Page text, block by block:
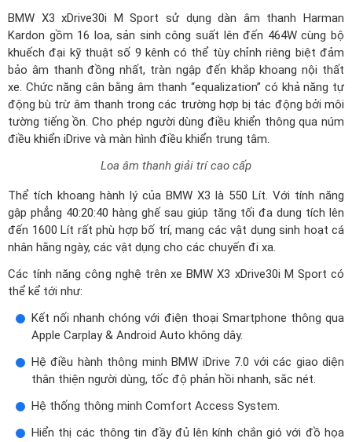
BMW X3 xDrive30i M Sport sử dụng dàn âm thanh Harman
Kardon gồm 16 loa, sản sinh công suất lên đến 464W cùng bộ
khuếch đại kỹ thuật số 9 kênh có thể tùy chỉnh riêng biệt đảm
bảo âm thanh đồng nhất, tràn ngập đến khắp khoang nội thất
xe. Chức năng cân bằng âm thanh “equalization” có khả năng tự
động bù trừ âm thanh trong các trường hợp bị tác động bởi môi
tường tiếng ồn. Cho phép người dùng điều khiển thông qua núm
điều khiển iDrive và màn hình điều khiển trung tâm.
Loa âm thanh giải trí cao cấp
Thể tích khoang hành lý của BMW X3 là 550 Lít. Với tính năng
gập phẳng 40:20:40 hàng ghế sau giúp tăng tối đa dung tích lên
đến 1600 Lít rất phù hợp bố trí, mang các vật dụng sinh hoạt cá
nhân hằng ngày, các vật dụng cho các chuyến đi xa.
Các tính năng công nghệ trên xe BMW X3 xDrive30i M Sport có
thể kể tới như:
Kết nối nhanh chóng với điện thoại Smartphone thông qua
Apple Carplay & Android Auto không dây.
Hệ điều hành thông minh BMW iDrive 7.0 với các giao diện
thân thiện người dùng, tốc độ phản hồi nhanh, sắc nét.
Hệ thống thông minh Comfort Access System.
Hiển thị các thông tin đầy đủ lên kính chắn gió với đồ họa